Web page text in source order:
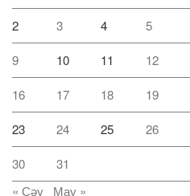
2 3 4 5
9 10 11 12
16 17 18 19
23 24 25 26
30
31
« Сәу
Мау »